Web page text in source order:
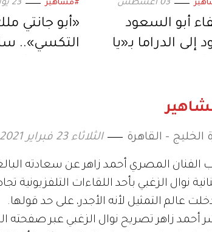
03 أغسطس
أبو السعود
إلى الدراما بـ«يا
الرقمية»
#مشاهير 23 يوليو
«أبو جانتي
التكسي»..
الخليج - القاهرة الثلاثاء 23 فبراير 2021 10:28
الفنان المصري أحمد زاهر عن سعادته
نوال الزغبي بأحد اللقاءات
عالم التمثيل لأنه الأجدر، على حد قولها.
أحمد زاهر تصريح نوال الزغبي عبر